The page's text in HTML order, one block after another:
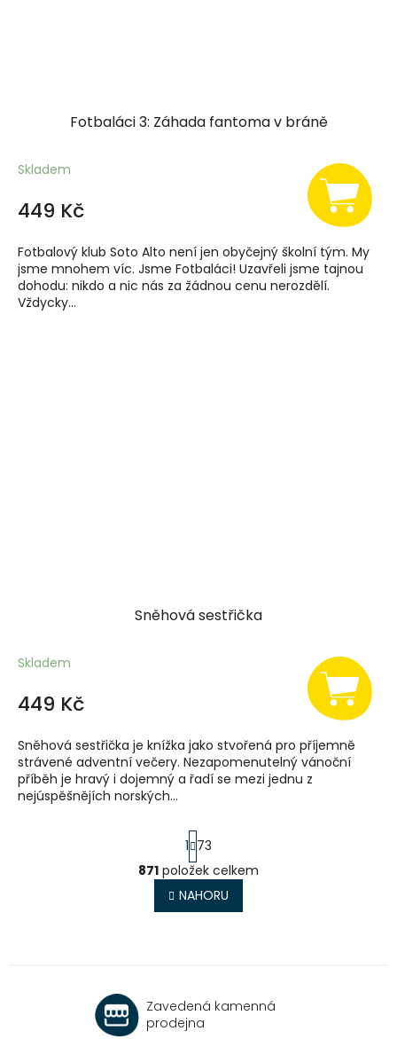
Fotbaláci 3: Záhada fantoma v bráně
Skladem
449 Kč
Fotbalový klub Soto Alto není jen obyčejný školní tým. My
jsme mnohem víc. Jsme Fotbaláci! Uzavřeli jsme tajnou
dohodu: nikdo a nic nás za žádnou cenu nerozdělí.
Vždycky...
Sněhová sestřička
Skladem
449 Kč
Sněhová sestřička je knížka jako stvořená pro příjemně
strávené adventní večery. Nezapomenutelný vánoční
příběh je hravý i dojemný a řadí se mezi jednu z
nejúspěšnějích norských...
O
v
l
p
r
S
t
r
á
n
k
1 73
871 položek celkem
NAHORU
Zavedená kamenná
prodejna